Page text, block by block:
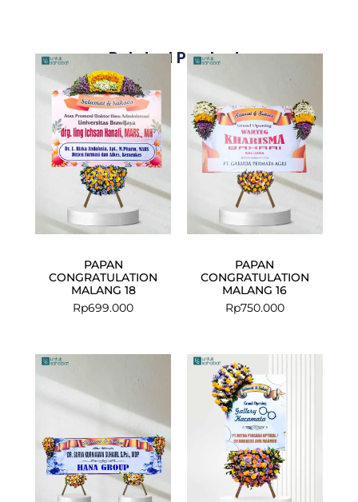
Related Products
PAPAN
CONGRATULATION
MALANG 18
Rp699.000
PAPAN
CONGRATULATION
MALANG 16
Rp750.000